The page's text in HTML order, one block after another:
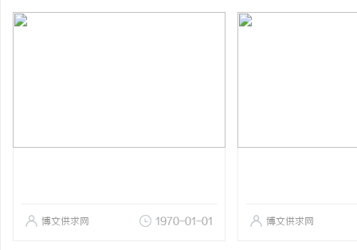
博文供求网 1970-01-01 博文供求网